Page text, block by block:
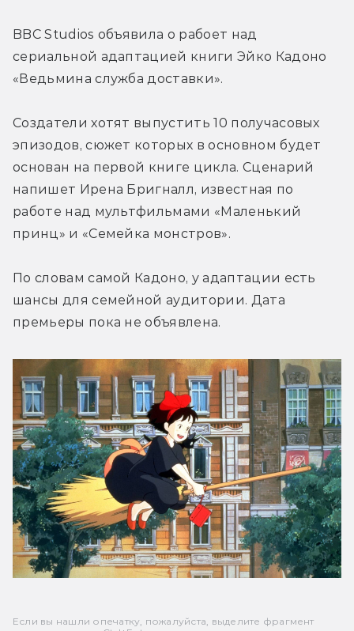
BBC Studios объявила о рабоет над
сериальной адаптацией книги Эйко Кадоно
«Ведьмина служба доставки».
Создатели хотят выпустить 10 получасовых
эпизодов, сюжет которых в основном будет
основан на первой книге цикла. Сценарий
напишет Ирена Бригналл, известная по
работе над мультфильмами «Маленький
принц» и «Семейка монстров».
По словам самой Кадоно, у адаптации есть
шансы для семейной аудитории. Дата
премьеры пока не объявлена.
Если вы нашли опечатку, пожалуйста, выделите фрагмент